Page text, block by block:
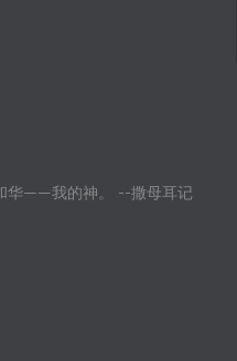
华——我的神。 --撒母耳记